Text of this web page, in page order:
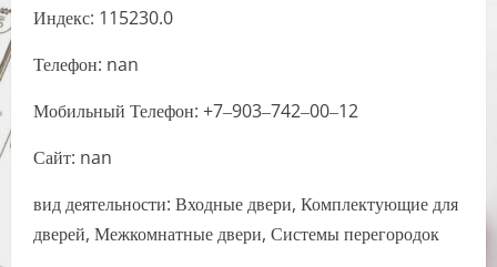
Индекс: 115230.0
Телефон: nan
Мобильный Телефон: +7‒903‒742‒00‒12
Сайт: nan
вид деятельности: Входные двери, Комплектующие для
дверей, Межкомнатные двери, Системы перегородок